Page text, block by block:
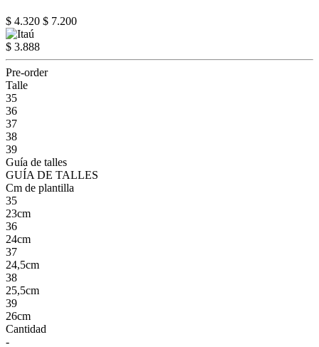
$ 4.320 $ 7.200
$ 3.888
Pre-order
Talle
35
36
37
38
39
Guía de talles
GUÍA DE TALLES
Cm de plantilla
35
23cm
36
24cm
37
24,5cm
38
25,5cm
39
26cm
Cantidad
-